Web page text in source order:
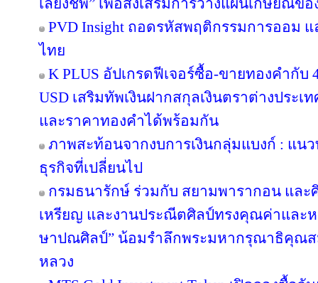
เลี้ยงชีพ” เพื่อส่งเสริมการวางแผนเกษียณข
PVD Insight ถอดรหัสพฤติกรรมการออม
ไทย
K PLUS อัปเกรดฟีเจอร์ซื้อ-ขายทองคำกับ
USD เสริมทัพเงินฝากสกุลเงินตราต่างประเ
และราคาทองคำได้พร้อมกัน
ภาพสะท้อนจากงบการเงินกลุ่มแบงก์ : แ
ธุรกิจที่เปลี่ยนไป
กรมธนารักษ์ ร่วมกับ สยามพารากอน แล
เหรียญ และงานประณีตศิลป์ทรงคุณค่าและ
ษาปณศิลป์” น้อมรำลึกพระมหากรุณาธิคุณ
หลวง